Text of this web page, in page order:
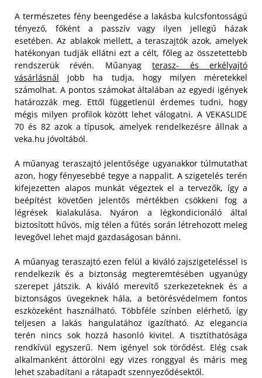
A természetes fény beengedése a lakásba kulcsfontosságú
tényező, főként a passzív vagy ilyen jellegű házak
esetében. Az ablakok mellett, a teraszajtók azok, amelyek
hatékonyan tudják ellátni ezt a célt, főleg az összetettebb
rendszerük révén. Műanyagterasz- és erkélyajtó
vásárlásnál jobb ha tudja, hogy milyen méretekkel
számolhat. A pontos számokat általában az egyedi igények
határozzák meg. Ettől függetlenül érdemes tudni, hogy
mégis milyen profilok között lehet válogatni. A VEKASLIDE
70 és 82 azok a típusok, amelyek rendelkezésre állnak a
veka.hu jóvoltából.
A műanyag teraszajtó jelentősége ugyanakkor túlmutathat
azon, hogy fényesebbé tegye a nappalit. A szigetelés terén
kifejezetten alapos munkát végeztek el a tervezők, így a
beépítést követően jelentős mértékben csökkeni fog a
légrések kialakulása. Nyáron a légkondicionáló által
biztosított hűvös, míg télen a fűtés során létrehozott meleg
levegővel lehet majd gazdaságosan bánni.
A műanyag teraszajtó ezen felül a kiváló zajszigeteléssel is
rendelkezik és a biztonság megteremtésében ugyanúgy
szerepet játszik. A kiváló merevítő szerkezeteknek és a
biztonságos üvegeknek hála, a betörésvédelmem fontos
eszközeként használható. Többféle színben elérhető, így
teljesen a lakás hangulatához igazítható. Az elegancia
terén nincs sok hozzá hasonló kivitel. A tisztíthatósága
rendkívül egyszerű. Nem igényel sok törődést. Elég csak
alkalmanként áttörölni egy vizes ronggyal és máris meg
lehet szabadítani a rátapadt szennyeződésektől.